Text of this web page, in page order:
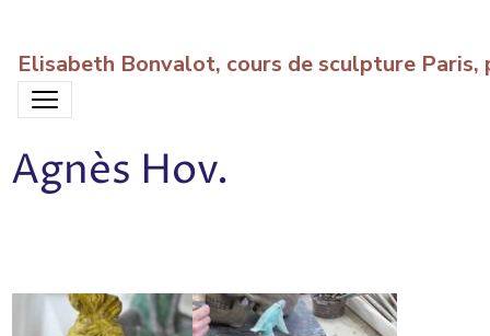
Elisabeth Bonvalot, cours de sculpture
Agnès Hov.